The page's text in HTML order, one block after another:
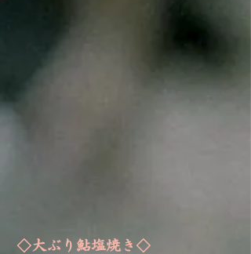
◇大ぶり鮎塩焼き◇